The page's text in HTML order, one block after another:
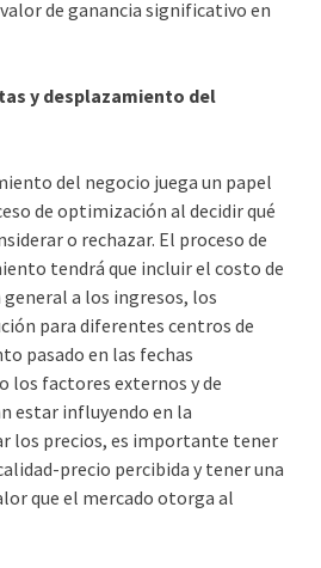
de ganancia significativo en
y desplazamiento del
del negocio juega un papel
de optimización al decidir qué
o rechazar. El proceso de
tendrá que incluir el costo de
a los ingresos, los
para diferentes centros de
pasado en las fechas
los factores externos y de
estar influyendo en la
los precios, es importante tener
precio percibida y tener una
que el mercado otorga al